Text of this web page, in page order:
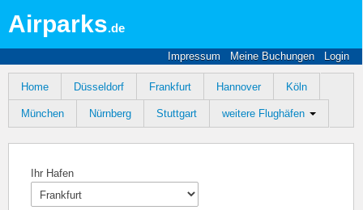
Airparks.de
Impressum Meine Buchungen Login
Home Düsseldorf Frankfurt Hannover Köln
München Nürnberg Stuttgart weitere Flughäfen
Ihr Hafen